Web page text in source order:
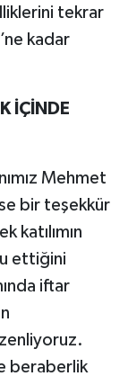
tekrar
kadar
İÇİNDE
Mehmet
bir teşekkür
katılımın
ettiğini
iftar
beraberlik